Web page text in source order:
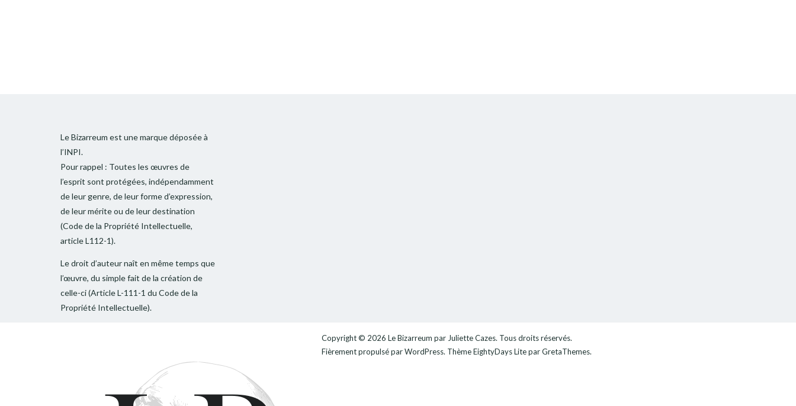
Le Bizarreum est une marque déposée à
l’INPI.
Pour rappel : Toutes les œuvres de
l’esprit sont protégées, indépendamment
de leur genre, de leur forme d’expression,
de leur mérite ou de leur destination
(Code de la Propriété Intellectuelle,
article L112-1).
Le droit d’auteur naît en même temps que
l’œuvre, du simple fait de la création de
celle-ci (Article L-111-1 du Code de la
Propriété Intellectuelle).
Copyright © 2026 Le Bizarreum par Juliette Cazes. Tous droits réservés.
Fièrement propulsé parWordPress. ThèmeEightyDays Litepar GretaThemes.